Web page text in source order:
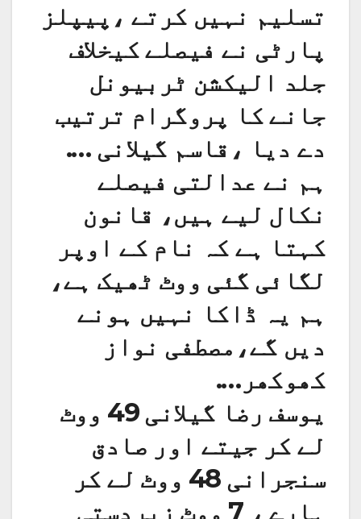
تسلیم نہیں کرتے ،پیپلز
پارٹی نے فیصلے کیخلاف
جلد الیکشن ٹربیونل
جانے کا پروگرام ترتیب
دے دیا ،قاسم گیلانی ….
ہم نے عدالتی فیصلے
نکال لیے ہیں، قانون
کہتا ہے کہ نام کے اوپر
لگائی گئی ووٹ ٹھیک ہے،
ہم یہ ڈاکا نہیں ہونے
دیں گے،مصطفی نواز
کھوکھر….
یوسف رضا گیلانی 49 ووٹ
لے کر جیتے اور صادق
سنجرانی 48 ووٹ لے کر
ہارے ، 7 ووٹ زبردستی